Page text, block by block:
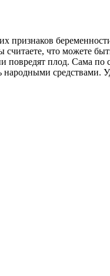
признаков
считаете, что можете
повредят плод. Сама по
народными средствами.